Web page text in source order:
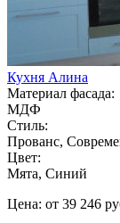
Кухня Алина
Материал фасада:
МДФ
Стиль:
Прованс,
Цвет:
Мята, Синий
Цена: от 39 246